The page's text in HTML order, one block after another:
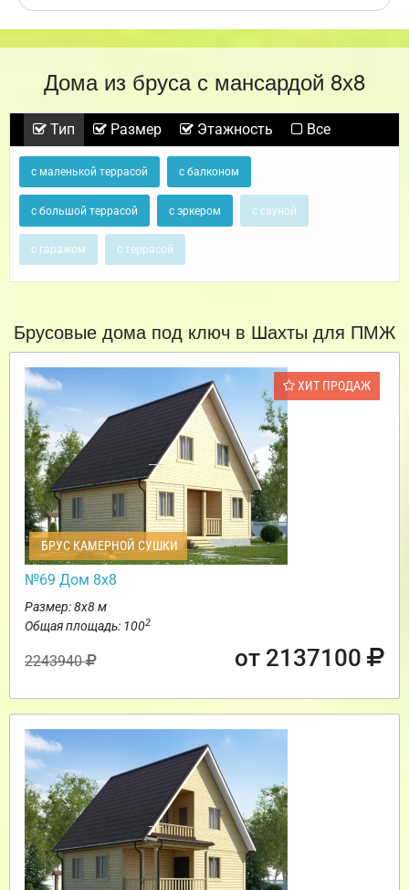
Дома из бруса с мансардой 8х8
Тип Размер Этажность Все
с маленькой террасой с балконом
с большой террасой с эркером с сауной
с гаражом с террасой
Брусовые дома под ключ в Шахты для ПМЖ
ХИТ ПРОДАЖ
БРУС КАМЕРНОЙ СУШКИ
№69 Дом 8х8
Размер: 8х8 м
Общая площадь: 1002
2243940 от 2137100